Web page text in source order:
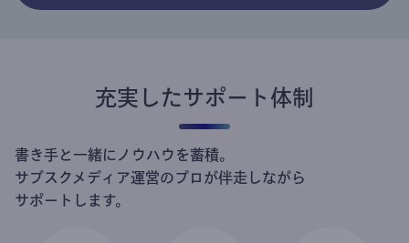
充実したサポート体制
書き手と一緒にノウハウを蓄積。
サブスクメディア運営のプロが伴走しながら
サポートします。